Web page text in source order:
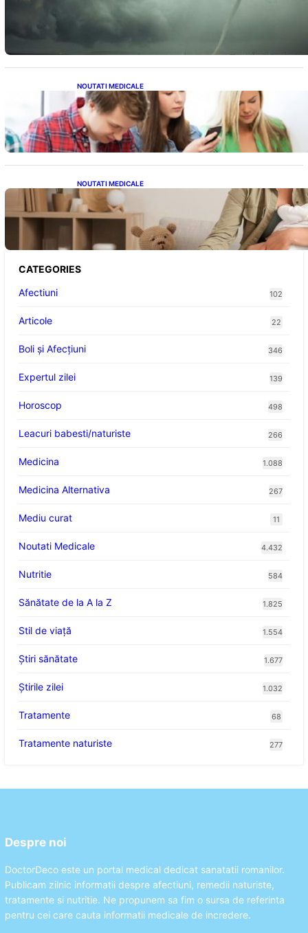
România în fața unei veri extreme: Canicula
și efectele sale devastatoare în august
NOUTATI MEDICALE
Impactul ascuns al smartphone-urilor asupra
sănătății: Cum scrollingul zilnic ne afectează
corpul
NOUTATI MEDICALE
Compararea pompelor de sân electrice și
manuale: Alegerea ideală pentru mamele
moderne
CATEGORIES
Afectiuni
102
Articole 22
Boli și Afecțiuni 346
Expertul zilei 139
Horoscop 498
Leacuri babesti/naturiste 266
Medicina 1.088
Medicina Alternativa 267
Mediu curat 11
Noutati Medicale 4.432
Nutritie 584
Sănătate de la A la Z 1.825
Stil de viaţă 1.554
Ştiri sănătate 1.677
Știrile zilei 1.032
Tratamente 68
Tratamente naturiste 277
Despre noi
DoctorDeco este un portal medical dedicat sanatatii romanilor.
Publicam zilnic informatii despre afectiuni, remedii naturiste,
tratamente si nutritie. Ne propunem sa fim o sursa de referinta
pentru cei care cauta informatii medicale de incredere.